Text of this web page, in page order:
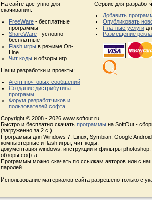
На сайте доступно для
скачивания:
FreeWare - бесплатные
программы
ShareWare - условно
бесплатные
Flash игры в режиме On-
Line
Чит коды и обзоры игр
Наши разработки и проекты:
Агент почтовых сообщений
Создание дистрибутива
программ
Форум разработчиков и
пользователей софта
Сервис для
Добавить
Опубликовать
Платные услуги
Размещение
Copyright © 2008 - 2026 www.softout.ru
Быстро и бесплатно скачать программы на SoftOut -
(загруженно за 2 с.)
Программы для Windows 7, Linux, Symbian, Google
компьютерные и flash игры, чит-коды,
документация windows, инструкции и фильтры
обзоры софта.
Программы можно скачать по ссылкам авторов или с
паролей.
Использование материалов сайта разрешено только с